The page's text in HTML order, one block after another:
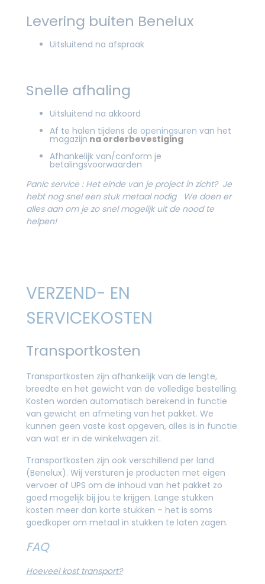
Levering buiten Benelux
Uitsluitend na afspraak
Snelle afhaling
Uitsluitend na akkoord
Af te halen tijdens de openingsuren van het
magazijn na orderbevestiging
Afhankelijk van/conform je
betalingsvoorwaarden
Panic service : Het einde van je project in zicht? Je
hebt nog snel een stuk metaal nodig
We doen er
alles aan om je zo snel mogelijk uit de nood te
helpen!
VERZEND- EN
SERVICEKOSTEN
Transportkosten
Transportkosten zijn afhankelijk van de lengte,
breedte en het gewicht van de volledige bestelling.
Kosten worden automatisch berekend in functie
van gewicht en afmeting van het pakket. We
kunnen geen vaste kost opgeven, alles is in functie
van wat er in de winkelwagen zit.
Transportkosten zijn ook verschillend per land
(Benelux). Wij versturen je producten met eigen
vervoer of UPS om de inhoud van het pakket zo
goed mogelijk bij jou te krijgen. Lange stukken
kosten meer dan korte stukken – het is soms
goedkoper om metaal in stukken te laten zagen.
FAQ
Hoeveel kost transport?